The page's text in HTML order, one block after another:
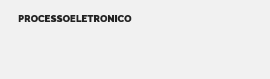
PROCESSOELETRONICO